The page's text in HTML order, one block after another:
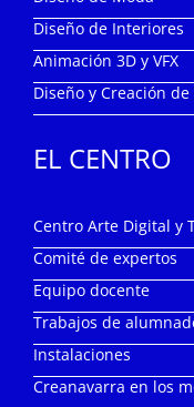
Diseño de Interiores
Animación 3D y VFX
Diseño y Creación
EL CENTRO
Centro Arte Digital y
Comité de expertos
Equipo docente
Trabajos de
Instalaciones
Creanavarra en los